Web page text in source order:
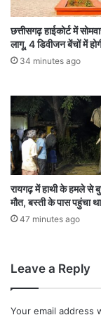
अ
प
रा
धि
क
से
गा
शि
कं
जा
छत्तीसगढ़ हाईकोर्ट में
लागू, 4 डिवीजन बेंचों में
34 minutes ago
रायगढ़ में हाथी के हमले से
मौत, बस्ती के पास पहुंचा
47 minutes ago
Leave a Reply
Your email address